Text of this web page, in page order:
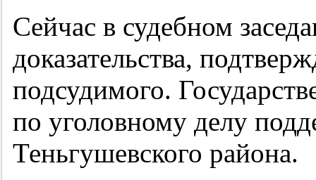
Сейчас в судебном
доказательства,
подсудимого.
по уголовному делу
Теньгушевского района.